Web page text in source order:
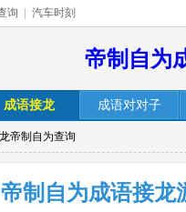
询 汽车时刻
帝制自为
成语接龙 成语对对子
帝制自为查询
帝制自为成语接龙